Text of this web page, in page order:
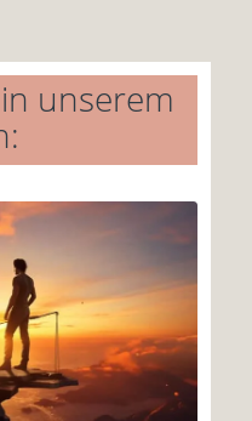
unserem